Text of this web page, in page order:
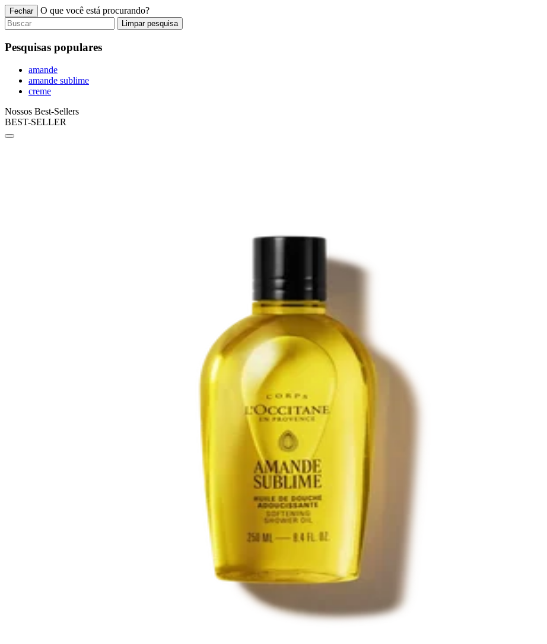
Fechar O que você está procurando?
Limpar pesquisa
Pesquisas populares
amande
amande sublime
creme
Nossos Best-Sellers
BEST-SELLER